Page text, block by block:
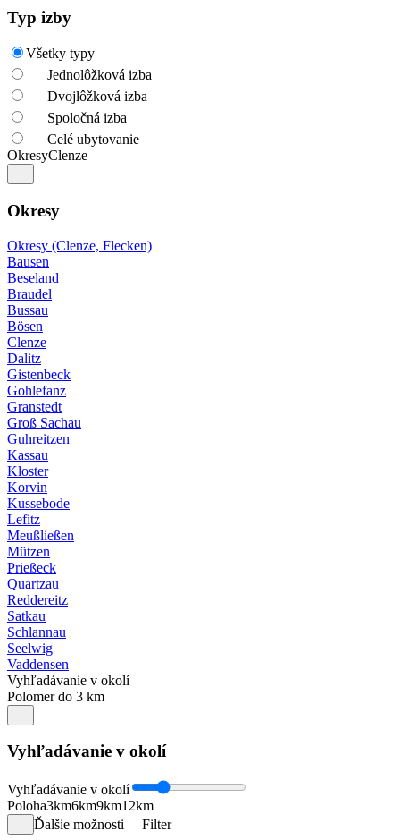
Typ izby
Všetky typy
Jednolôžková izba
Dvojlôžková izba
Spoločná izba
Celé ubytovanie
OkresyClenze
Okresy
Okresy (Clenze, Flecken)
Bausen
Beseland
Braudel
Bussau
Bösen
Clenze
Dalitz
Gistenbeck
Gohlefanz
Granstedt
Groß Sachau
Guhreitzen
Kassau
Kloster
Korvin
Kussebode
Lefitz
Meußließen
Mützen
Prießeck
Quartzau
Reddereitz
Satkau
Schlannau
Seelwig
Vaddensen
Vyhľadávanie v okolí
Polomer do 3 km
Vyhľadávanie v okolí
Vyhľadávanie v okolí
Poloha3km6km9km12km
Ďalšie možnosti
Filter